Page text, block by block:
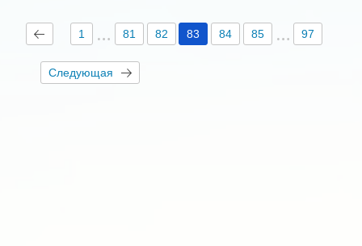
1 81 82 83 84 85 97
Следующая